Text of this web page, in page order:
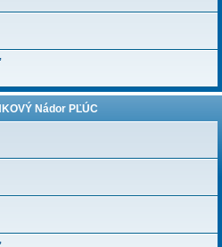
Nádor PĽÚC